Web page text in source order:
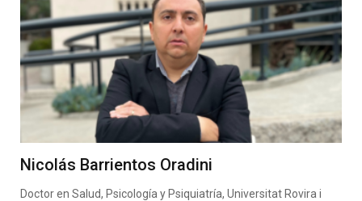
Nicolás Barrientos Oradini
Doctor en Salud, Psicología y Psiquiatría, Universitat Rovira i